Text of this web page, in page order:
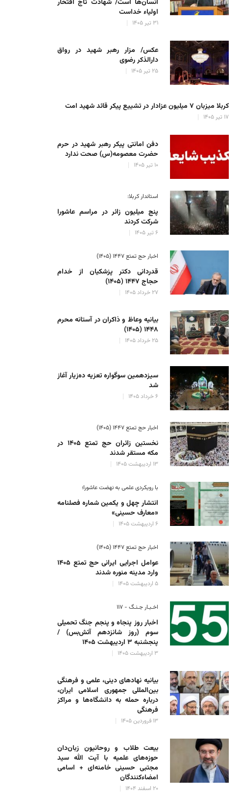
انسان‌ها است/ شهادت تاج افتخار
اولیاء خداست
۳۱ تیر ۱۴۰۵
عکس/ مزار رهبر شهید در رواق
دارالذکر رضوی
۲۵ تیر ۱۴۰۵
کربلا میزبان ۷ میلیون عزادار در تشییع پیکر قائد شهید امت
۱۷ تیر ۱۴۰۵
دفن امانتی پیکر رهبر شهید در حرم
حضرت معصومه(س) صحت ندارد
۱۰ تیر ۱۴۰۵
استاندار کربلا:
پنج میلیون زائر در مراسم عاشورا
شرکت کردند
۶ تیر ۱۴۰۵
اخبار حج تمتع ۱۴۴۷ (۱۴۰۵)
قدردانی دکتر پزشکیان از خدام
حجاج ۱۴۴۷ (۱۴۰۵)
۲۷ خرداد ۱۴۰۵
بیانیه وعاظ و ذاکران در آستانه محرم
۱۴۴۸ (۱۴۰۵)
۲۵ خرداد ۱۴۰۵
سیزدهمین سوگواره تعزیه ده‌زیار آغاز
شد
۶ خرداد ۱۴۰۵
اخبار حج تمتع ۱۴۴۷ (۱۴۰۵)
نخستین زائران حج تمتع ۱۴۰۵ در
مکه مستقر شدند
۱۳ اردیبهشت ۱۴۰۵
با رویکردی علمی به نهضت عاشورا؛
انتشار چهل و یکمین شماره فصلنامه
«معارف حسینی»
۶ اردیبهشت ۱۴۰۵
اخبار حج تمتع ۱۴۴۷ (۱۴۰۵)
عوامل اجرایی ایرانی حج تمتع ۱۴۰۵
وارد مدینه منوره ‌شدند
۵ اردیبهشت ۱۴۰۵
اخـبـار جـنـگ - ۱۱۷
اخبار روز پنجاه و پنجم جنگ تحمیلی
سوم (روز شانزدهم آتش‌بس) /
پنجشنبه ۳ اردیبهشت ۱۴۰۵
۳ اردیبهشت ۱۴۰۵
بیانیه نهادهای دینی، علمی و فرهنگی
بین‌المللی جمهوری اسلامی ایران،
درباره حمله به دانشگاه‌ها و مراکز
فرهنگی
۱۳ فروردین ۱۴۰۵
بیعت طلاب و روحانیون زبان‌دان
حوزه‌های علمیه با آیت الله سید
مجتبی حسینی خامنه‌ای + اسامی
امضاءکنندگان
۲۰ اسفند ۱۴۰۴